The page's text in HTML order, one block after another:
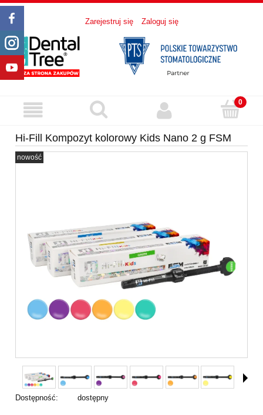
Zarejestruj się Zaloguj się
Hi-Fill Kompozyt kolorowy Kids Nano 2 g FSM
nowość
Dostępność: dostępny